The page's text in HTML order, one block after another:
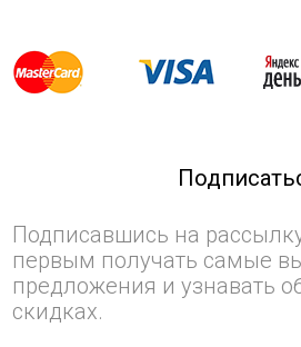
Подписавшись на
первым получать самые
предложения и узнавать
скидках.